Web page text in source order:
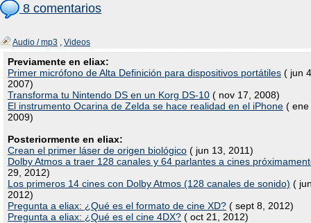
8 comentarios
Audio / mp3 , Videos
Previamente en eliax:
Primer micrófono de Alta Definición para dispositivos portátiles ( jun
2007)
Transforma tu Nintendo DS en un Korg DS-10 ( nov 17, 2008)
El instrumento Ocarina de Zelda se hace realidad en el iPhone ( ene
2009)
Posteriormente en eliax:
Crean el primer láser de origen biológico ( jun 13, 2011)
Dolby Atmos a traer 128 canales y 64 parlantes a cines
29, 2012)
Los primeros 14 cines con Dolby Atmos (128 canales de sonido) (
2012)
Pregunta a eliax: ¿Qué es el formato de cine XD? ( sept 8, 2012)
Pregunta a eliax: ¿Qué es el cine 4DX? ( oct 21, 2012)